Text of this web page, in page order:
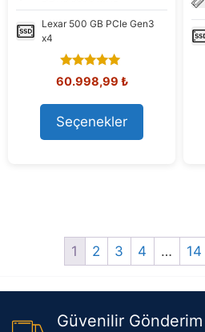
Lexar 500 GB PCIe Gen3
x4
5.00
out of 5
Orijinal
71.639,92 ₺.
60.998,99 ₺Şu
Seçenekler
1 2 3 4 … 14
Güvenilir Gönderim